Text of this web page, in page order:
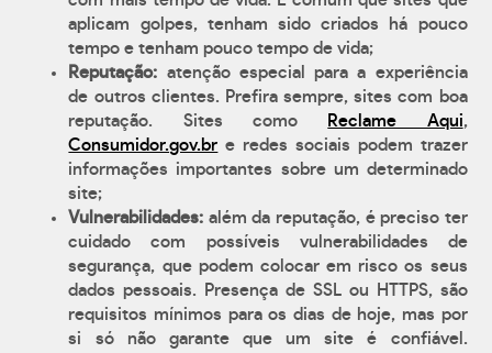
aplicam golpes, tenham sido criados há pouco
tempo e tenham pouco tempo de vida;
Reputação: atenção especial para a experiência
de outros clientes. Prefira sempre, sites com boa
reputação. Sites como
Reclame Aqui,
Consumidor.gov.br e redes sociais podem trazer
informações importantes sobre um determinado
site;
Vulnerabilidades: além da reputação, é preciso ter
cuidado com possíveis vulnerabilidades de
segurança, que podem colocar em risco os seus
dados pessoais. Presença de SSL ou HTTPS, são
requisitos mínimos para os dias de hoje, mas por
si só não garante que um site é confiável.